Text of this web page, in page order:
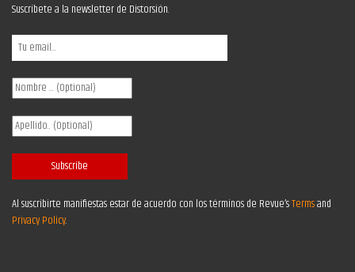
Suscríbete a la newsletter de Distorsión.
Al suscribirte manifiestas estar de acuerdo con los términos de Revue’sTermsand
Privacy Policy.